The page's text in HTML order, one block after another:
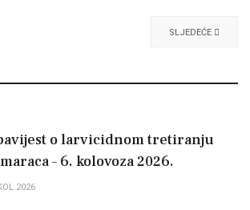
SLJEDEĆE
o larvicidnom tretiranju
– 6. kolovoza 2026.